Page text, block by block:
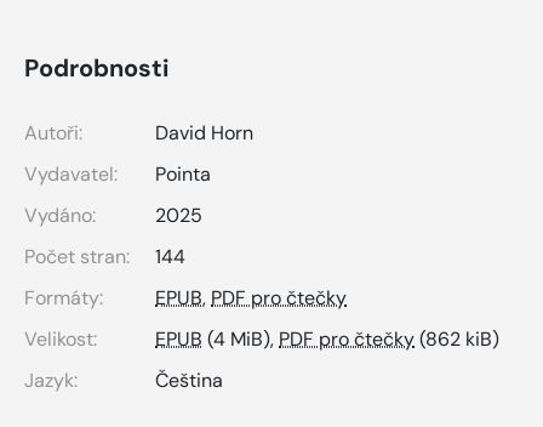
Podrobnosti
Autoři:
David Horn
Vydavatel:
Pointa
Vydáno:
2025
Počet stran:
144
Formáty:
EPUB, PDF pro čtečky
Velikost:
EPUB (4 MiB), PDF pro čtečky(862 kiB)
Jazyk:
Čeština